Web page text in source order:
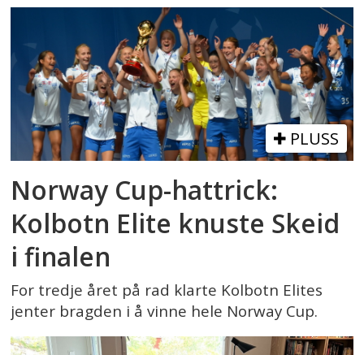
PLUSS
Norway Cup-hattrick:
Kolbotn Elite knuste Skeid
i finalen
For tredje året på rad klarte Kolbotn Elites
jenter bragden i å vinne hele Norway Cup.